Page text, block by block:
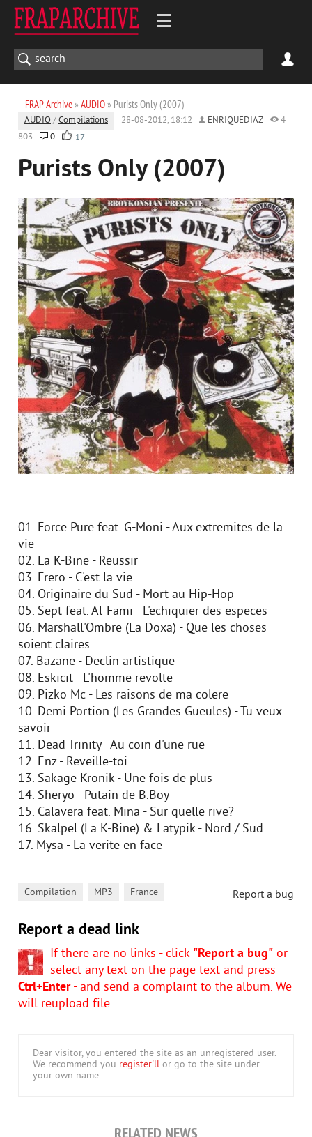
FRAP Archive» AUDIO» Purists Only (2007)
AUDIO /Compilations 28-08-2012, 18:12 ENRIQUEDIAZ
4
803
0 17
Purists Only (2007)
01. Force Pure feat. G-Moni - Aux extremites de la
vie
02. La K-Bine - Reussir
03. Frero - C'est la vie
04. Originaire du Sud - Mort au Hip-Hop
05. Sept feat. Al-Fami - L'echiquier des especes
06. Marshall'Ombre (La Doxa) - Que les choses
soient claires
07. Bazane - Declin artistique
08. Eskicit - L'homme revolte
09. Pizko Mc - Les raisons de ma colere
10. Demi Portion (Les Grandes Gueules) - Tu veux
savoir
11. Dead Trinity - Au coin d'une rue
12. Enz - Reveille-toi
13. Sakage Kronik - Une fois de plus
14. Sheryo - Putain de B.Boy
15. Calavera feat. Mina - Sur quelle rive?
16. Skalpel (La K-Bine) & Latypik - Nord / Sud
17. Mysa - La verite en face
Report a bug
Compilation MP3 France
Report a dead link
If there are no links - click "Report a bug" or
select any text on the page text and press
Ctrl+Enter- and send a complaint to the album. We
will reupload file.
Dear visitor, you entered the site as an unregistered user.
We recommend you register'll or go to the site under
your own name.
RELATED NEWS